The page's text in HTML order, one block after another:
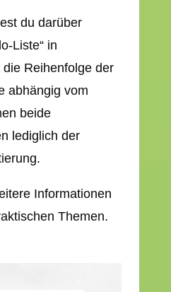
du darüber
Liste“ in
Reihenfolge der
abhängig vom
beide
lediglich der
Informationen
Themen.